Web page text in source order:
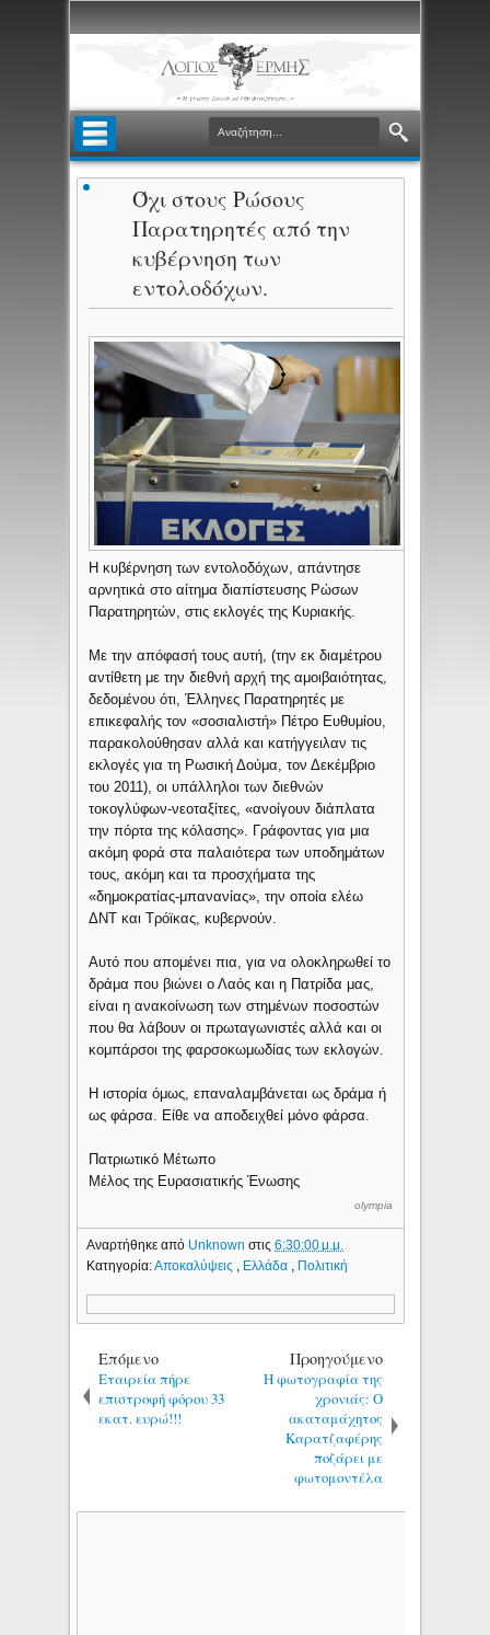
Όχι στους Ρώσους
Παρατηρητές από την
κυβέρνηση των
εντολοδόχων.
Η κυβέρνηση των εντολοδόχων, απάντησε
αρνητικά στο αίτημα διαπίστευσης Ρώσων
Παρατηρητών, στις εκλογές της Κυριακής.
Με την απόφασή τους αυτή, (την εκ διαμέτρου
αντίθετη με την διεθνή αρχή της αμοιβαιότητας,
δεδομένου ότι, Έλληνες Παρατηρητές με
επικεφαλής τον «σοσιαλιστή» Πέτρο Ευθυμίου,
παρακολούθησαν αλλά και κατήγγειλαν τις
εκλογές για τη Ρωσική Δούμα, τον Δεκέμβριο
του 2011), οι υπάλληλοι των διεθνών
τοκογλύφων-νεοταξίτες, «ανοίγουν διάπλατα
την πόρτα της κόλασης». Γράφοντας για μια
ακόμη φορά στα παλαιότερα των υποδημάτων
τους, ακόμη και τα προσχήματα της
«δημοκρατίας-μπανανίας», την οποία ελέω
ΔΝΤ και Τρόϊκας, κυβερνούν.
Αυτό που απομένει πια, για να ολοκληρωθεί το
δράμα που βιώνει ο Λαός και η Πατρίδα μας,
είναι η ανακοίνωση των στημένων ποσοστών
που θα λάβουν οι πρωταγωνιστές αλλά και οι
κομπάρσοι της φαρσοκωμωδίας των εκλογών.
Η ιστορία όμως, επαναλαμβάνεται ως δράμα ή
ως φάρσα. Είθε να αποδειχθεί μόνο φάρσα.
Πατριωτικό Μέτωπο
Μέλος της Ευρασιατικής Ένωσης
olympia
Αναρτήθηκε από Unknownστις6:30:00 μ.μ.
Κατηγορία:Αποκαλύψεις , Ελλάδα , Πολιτική
Επόμενο
Εταιρεία πήρε
επιστροφή φόρου 33
εκατ. ευρώ!!!
Προηγούμενο
Η φωτογραφία της
χρονιάς: Ο
ακαταμάχητος
Καρατζαφέρης
ποζάρει με
φωτομοντέλα